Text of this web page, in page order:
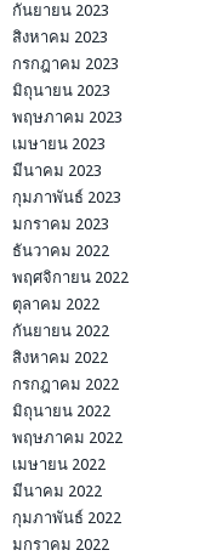
กันยายน 2023
สิงหาคม 2023
กรกฎาคม 2023
มิถุนายน 2023
พฤษภาคม 2023
เมษายน 2023
มีนาคม 2023
กุมภาพันธ์ 2023
มกราคม 2023
ธันวาคม 2022
พฤศจิกายน 2022
ตุลาคม 2022
กันยายน 2022
สิงหาคม 2022
กรกฎาคม 2022
มิถุนายน 2022
พฤษภาคม 2022
เมษายน 2022
มีนาคม 2022
กุมภาพันธ์ 2022
มกราคม 2022